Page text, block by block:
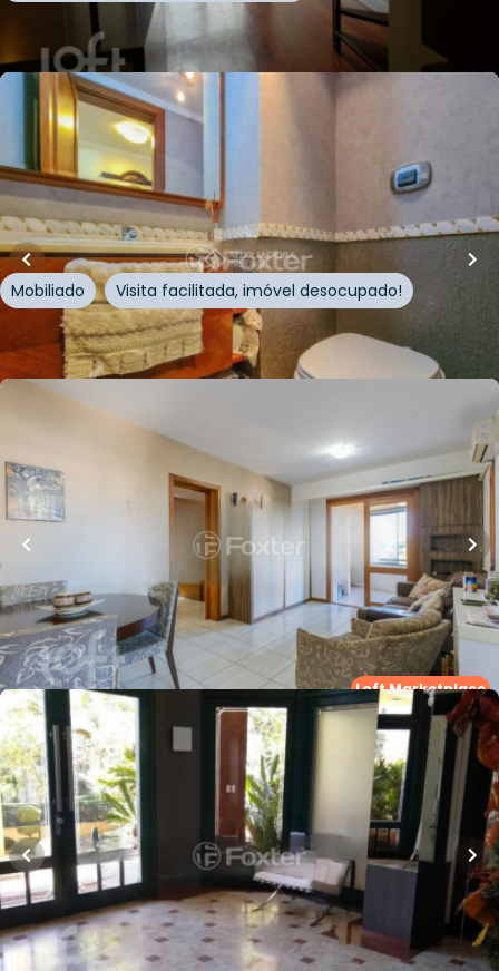
Loft Marketplace
Whatsapp
Cód.856819
R$740.000,00
172 m² 3quartos
Apartamento
Rua São Jacó,Centro,Novo Hamburgo
Mobiliado Visita facilitada, imóvel desocupado!
Whatsapp
Cód. 1012679
Loft Marketplace
640.000,00
639.000,00
98m² •1 banheiro• 2vagas
Apartamento
Rua Corte Real
Centro, Novo Hamburgo
Whatsapp
Cód.973311
R$1.915.000,00
169m²•3quartos banheiro•
vagas
Apartamento • Empreendimento Augusto Jung,
411 - Novo Hamburgo/RS
Rua Augusto Jung
Centro,Novo Hamburgo